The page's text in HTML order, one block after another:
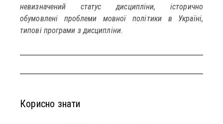
невизначений статус дисципліни, історично
обумовлені проблеми мовної політики в Україні,
типові програми з дисципліни.
Корисно знати